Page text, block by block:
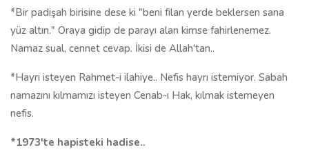
*Bir padişah birisine dese ki "beni filan yerde beklersen sana
yüz altın." Oraya gidip de parayı alan kimse fahirlenemez.
Namaz sual, cennet cevap. İkisi de Allah'tan..
*Hayrı isteyen Rahmet-i ilahiye.. Nefis hayrı istemiyor. Sabah
namazını kılmamızı isteyen Cenab-ı Hak, kılmak istemeyen
nefis.
*1973'te hapisteki hadise..